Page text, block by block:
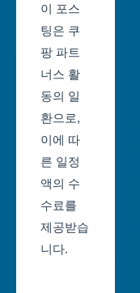
광
역
시
세
종
특
일
정
부
산
제
대
구
이 포스
팅은 쿠
팡 파트
너스 활
동의 일
환으로,
이에 따
른 일정
액의 수
수료를
제공받습
니다.